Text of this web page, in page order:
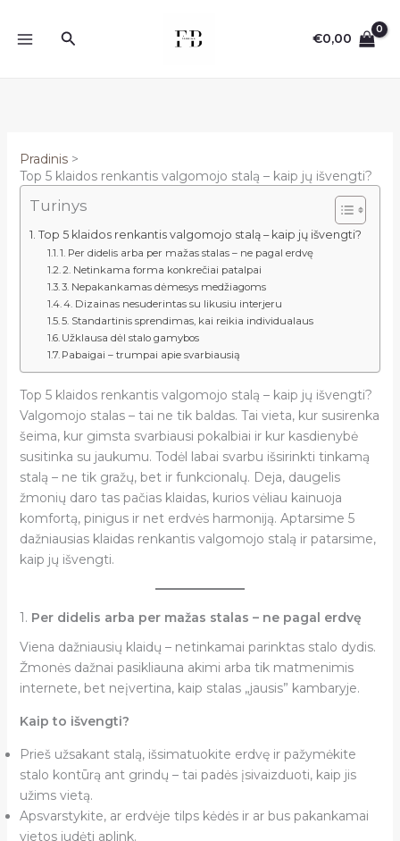
turinio
Paieška €0,00
Pradinis
Top 5 klaidos renkantis valgomojo stalą – kaip jų išvengti?
Turinys
Top 5 klaidos renkantis valgomojo stalą – kaip jų išvengti?
1. Per didelis arba per mažas stalas – ne pagal erdvę
2. Netinkama forma konkrečiai patalpai
3. Nepakankamas dėmesys medžiagoms
4. Dizainas nesuderintas su likusiu interjeru
5. Standartinis sprendimas, kai reikia individualaus
Užklausa dėl stalo gamybos
Pabaigai – trumpai apie svarbiausią
Top 5 klaidos renkantis valgomojo stalą – kaip jų išvengti?
Valgomojo stalas – tai ne tik baldas. Tai vieta, kur susirenka
šeima, kur gimsta svarbiausi pokalbiai ir kur kasdienybė
susitinka su jaukumu. Todėl labai svarbu išsirinkti tinkamą
stalą – ne tik gražų, bet ir funkcionalų. Deja, daugelis
žmonių daro tas pačias klaidas, kurios vėliau kainuoja
komfortą, pinigus ir net erdvės harmoniją. Aptarsime 5
dažniausias klaidas renkantis valgomojo stalą ir patarsime,
kaip jų išvengti.
1. Per didelis arba per mažas stalas – ne pagal erdvę
Viena dažniausių klaidų – netinkamai parinktas stalo dydis.
Žmonės dažnai pasikliauna akimi arba tik matmenimis
internete, bet neįvertina, kaip stalas „jausis” kambaryje.
Kaip to išvengti?
Prieš užsakant stalą, išsimatuokite erdvę ir pažymėkite
stalo kontūrą ant grindų – tai padės įsivaizduoti, kaip jis
užims vietą.
Apsvarstykite, ar erdvėje tilps kėdės ir ar bus pakankamai
vietos judėti aplink.